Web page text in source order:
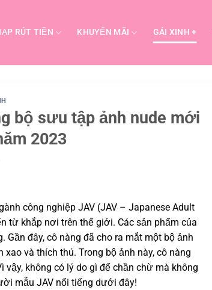
RÚT TIỀN KHUYẾN MÃI GÁI XINH +
bộ sưu tập ảnh nude mới
2023
công nghiệp JAV (JAV – Japanese Adult
từ khắp nơi trên thế giới. Các sản phẩm của
đây, cô nàng đã cho ra mắt một bộ ảnh
và thích thú. Trong bộ ảnh này, cô nàng
vậy, không có lý do gì để chần chừ mà không
mẫu JAV nổi tiếng dưới đây!